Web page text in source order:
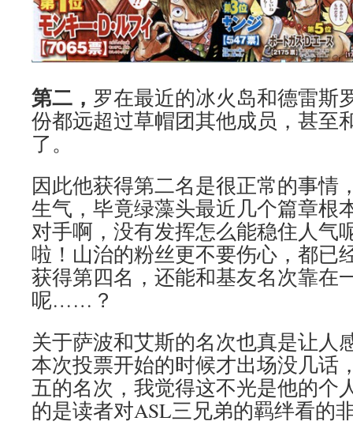
第二， 罗在最近的冰火岛和德雷斯
份都远超过草帽团其他成员，甚至
了。
因此他获得第二名是很正常的事情
生气，毕竟绿藻头最近几个篇章根
对手啊，没有发挥怎么能稳住人气
啦！山治的粉丝更不要伤心，都已
获得第四名，还能和基友名次靠在
呢……？
关于萨波和艾斯的名次也真是让人
本次投票开始的时候才出场没几话
五的名次，我觉得这不光是他的个
的是读者对ASL三兄弟的羁绊看的